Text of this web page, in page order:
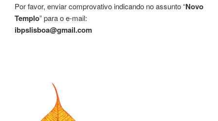
Por favor, enviar comprovativo indicando no assunto “Novo
Templo” para o e-mail:
ibpslisboa@gmail.com